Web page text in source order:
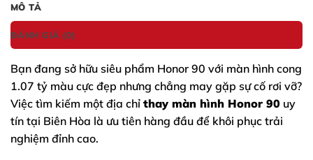
MÔ TẢ
ĐÁNH GIÁ (0)
Bạn đang sở hữu siêu phẩm Honor 90 với màn hình cong
1.07 tỷ màu cực đẹp nhưng chẳng may gặp sự cố rơi vỡ?
Việc tìm kiếm một địa chỉ thay màn hình Honor 90 uy
tín tại Biên Hòa là ưu tiên hàng đầu để khôi phục trải
nghiệm đỉnh cao.